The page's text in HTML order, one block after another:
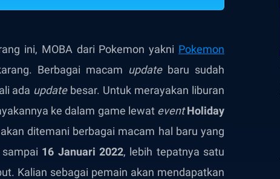
ini, MOBA dari Pokemon yakni Pokemon
Berbagai macam updatebaru sudah
ada updatebesar. Untuk merayakan liburan
ke dalam game lewat event Holiday
ditemani berbagai macam hal baru yang
16 Januari 2022, lebih tepatnya satu
Kalian sebagai pemain akan mendapatkan